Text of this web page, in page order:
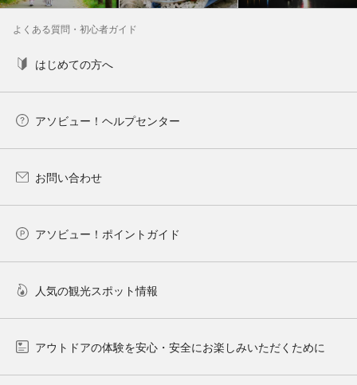
よくある質問・初心者ガイド
はじめての方へ
アソビュー！ヘルプセンター
お問い合わせ
アソビュー！ポイントガイド
人気の観光スポット情報
アウトドアの体験を安心・安全にお楽しみいただくために